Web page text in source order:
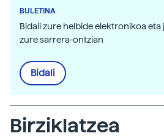
BULETINA
Bidali zure helbide elektronikoa
zure sarrera-ontzian
Bidali
Birziklatzea